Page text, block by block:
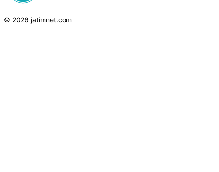
© 2026 jatimnet.com